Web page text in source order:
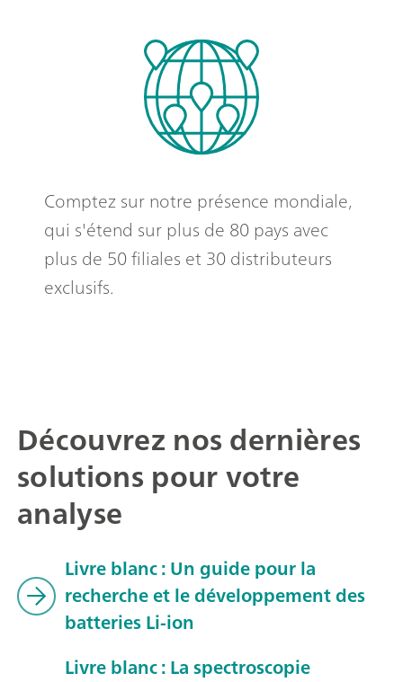
Comptez sur notre présence mondiale,
qui s'étend sur plus de 80 pays avec
plus de 50 filiales et 30 distributeurs
exclusifs.
Découvrez nos dernières
solutions pour votre
analyse
Livre blanc : Un guide pour la
recherche et le développement des
batteries Li-ion
Livre blanc : La spectroscopie